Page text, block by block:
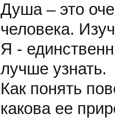
Душа – это
человека.
Я -
лучше узнать.
Как понять
какова ее